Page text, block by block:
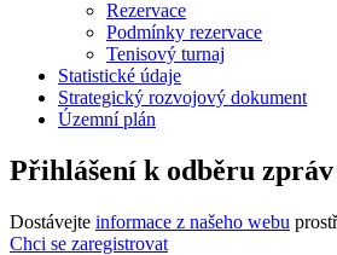
Rezervace
Podmínky rezervace
Tenisový turnaj
Statistické údaje
Strategický rozvojový dokument
Územní plán
Přihlášení k odběru zpráv
Dostávejte informace z našeho webu
Chci se zaregistrovat